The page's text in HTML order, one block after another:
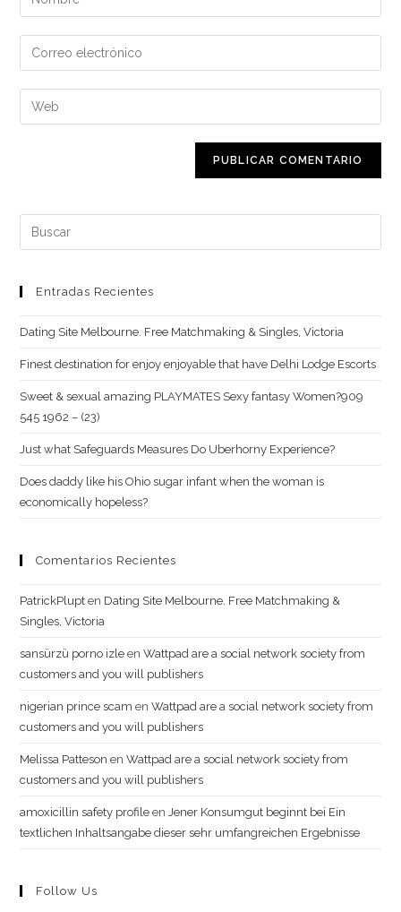
tu
nombre
de
usuario
Introduce
tu
dirección
de
Introduce
la
(opcional)
Buscar:
Entradas Recientes
Dating Site Melbourne. Free Matchmaking & Singles, Victoria
Finest destination for enjoy enjoyable that have Delhi Lodge Escorts
Sweet & sexual amazing PLAYMATES Sexy fantasy Women?909
545 1962 – (23)
Just what Safeguards Measures Do Uberhorny Experience?
Does daddy like his Ohio sugar infant when the woman is
economically hopeless?
Comentarios Recientes
PatrickPlupt en Dating Site Melbourne. Free Matchmaking &
Singles, Victoria
sansürzü porno izle enWattpad are a social network society from
customers and you will publishers
nigerian prince scam enWattpad are a social network society from
customers and you will publishers
Melissa Patteson enWattpad are a social network society from
customers and you will publishers
amoxicillin safety profile enJener Konsumgut beginnt bei Ein
textlichen Inhaltsangabe dieser sehr umfangreichen Ergebnisse
Follow Us